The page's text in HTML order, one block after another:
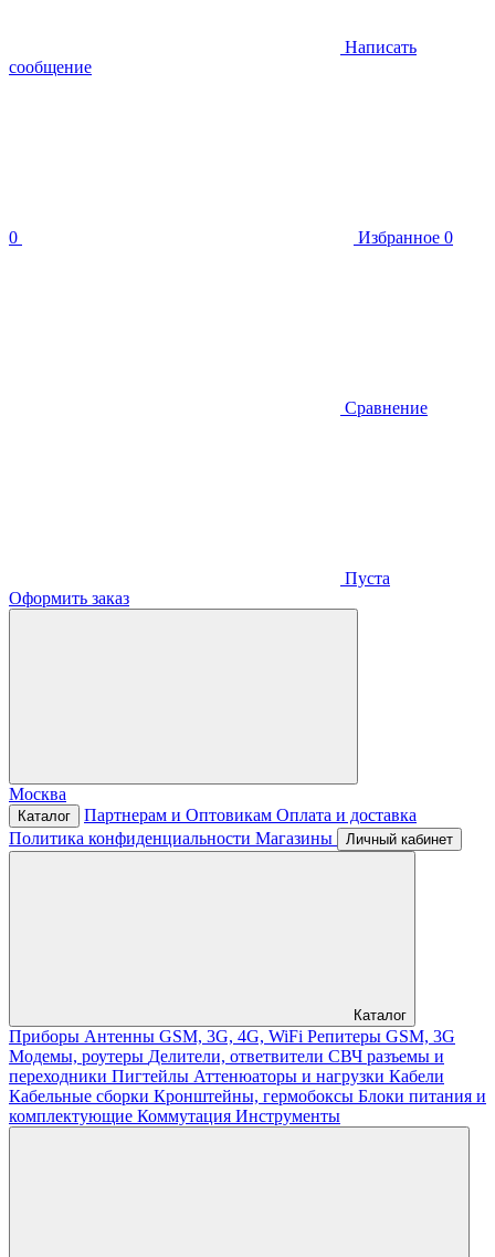
Написать
сообщение
0 Избранное 0
Сравнение
Пуста
Оформить заказ
Москва
Каталог Партнерам и Оптовикам Оплата и доставка
Политика конфиденциальности Магазины Личный кабинет
Каталог
Приборы Антенны GSM, 3G, 4G, WiFi Репитеры GSM, 3G
Модемы, роутеры Делители, ответвители СВЧ разъемы и
переходники Пигтейлы Аттенюаторы и нагрузки Кабели
Кабельные сборки Кронштейны, гермобоксы Блоки питания и
комплектующие Коммутация Инструменты